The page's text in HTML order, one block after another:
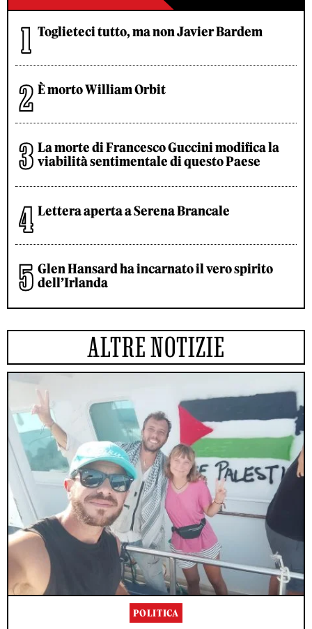
Toglieteci tutto, ma non Javier Bardem
È morto William Orbit
La morte di Francesco Guccini modifica la
viabilità sentimentale di questo Paese
Lettera aperta a Serena Brancale
Glen Hansard ha incarnato il vero spirito
dell’Irlanda
ALTRE NOTIZIE
POLITICA